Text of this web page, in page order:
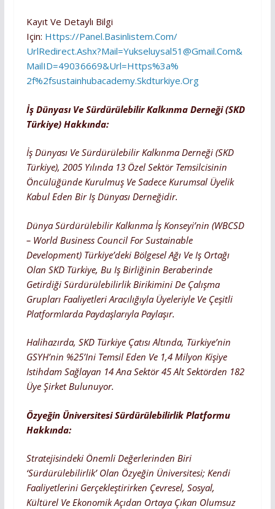
Kayıt Ve Detaylı Bilgi
Için: Https://panel.basinlistem.com/
UrlRedirect.ashx?Mail=Yukseluysal51@gmail.com&
MailID=49036669&url=https%3a%
2f%2fsustainhubacademy.Skdturkiye.org
İş Dünyası Ve Sürdürülebilir Kalkınma Derneği (SKD
Türkiye) Hakkında:
İş Dünyası Ve Sürdürülebilir Kalkınma Derneği (SKD
Türkiye), 2005 Yılında 13 Özel Sektör Temsilcisinin
Öncülüğünde Kurulmuş Ve Sadece Kurumsal Üyelik
Kabul Eden Bir Iş Dünyası Derneğidir.
Dünya Sürdürülebilir Kalkınma İş Konseyi’nin (WBCSD
– World Business Council For Sustainable
Development) Türkiye’deki Bölgesel Ağı Ve Iş Ortağı
Olan SKD Türkiye, Bu Iş Birliğinin Beraberinde
Getirdiği Sürdürülebilirlik Birikimini De Çalışma
Grupları Faaliyetleri Aracılığıyla Üyeleriyle Ve Çeşitli
Platformlarda Paydaşlarıyla Paylaşır.
Halihazırda, SKD Türkiye Çatısı Altında, Türkiye’nin
GSYH’nin %25’ini Temsil Eden Ve 1,4 Milyon Kişiye
Istihdam Sağlayan 14 Ana Sektör 45 Alt Sektörden 182
Üye Şirket Bulunuyor.
Özyeğin Üniversitesi Sürdürülebilirlik Platformu
Hakkında:
Stratejisindeki Önemli Değerlerinden Biri
‘sürdürülebilirlik’ Olan Özyeğin Üniversitesi; Kendi
Faaliyetlerini Gerçekleştirirken Çevresel, Sosyal,
Kültürel Ve Ekonomik Açıdan Ortaya Çıkan Olumsuz